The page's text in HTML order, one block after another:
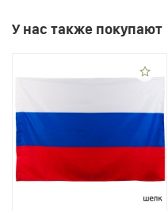
У нас также покупают